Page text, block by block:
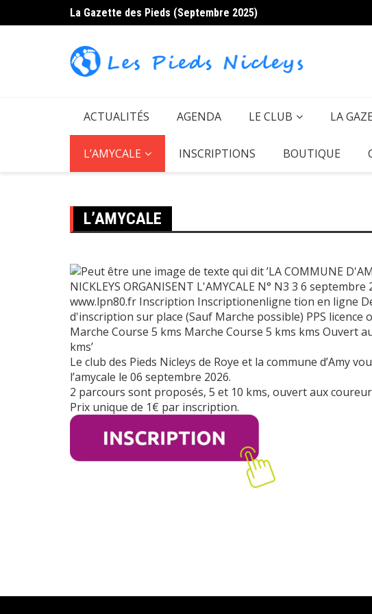
to
La Gazette des Pieds (Septembre 2025)
ACTUALITÉS AGENDA LE CLUB LA
L’AMYCALE INSCRIPTIONS BOUTIQUE
L’AMYCALE
Le club des Pieds Nicleys de Roye et la commune d’Amy
l’amycale le 06 septembre 2026.
2 parcours sont proposés, 5 et 10 kms, ouvert aux
Prix unique de 1€ par inscription.